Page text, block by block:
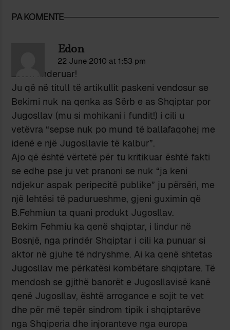
PA KOMENTE
Edon
22 June 2010 at 1:53 pm
Zotëri i nderuar!
Ju që në titull të artikullit paskeni vendosur se
Bekimi nuk na qenka as Sërb e as Shqiptar por
Jugosllav (mu si mohikani i fundit!) i cili u
vetëvra “sepse nuk po mund të ballafaqohej me
idenë e një Jugosllavie të kalbur”.
Ajo që është vërtetë për tu kritikuar është fakti
se edhe pse ju vet pranoni se nuk “ja keni
ndjekur aspak peripecitë publike” ju përsëri, me
një lehtësi të padurueshme, gjeni guximin që
B.Fehmiun ta quani produkt Jugosllav.
Bekim Fehmiu ka qenë shqiptar, i lindur në
Bosnjë, nga prindër Shqiptar i cili ka punuar si
aktor në gjuhe të ndryshme. Ai ka qenë shtetas
Jugosllav me përkatësi kombëtare shqiptare. Të
mendosh se gjithë banorët e Jugosllavisë kanë
qenë Jugosllav, është arrogance e sojit te vet
dhe për më tepër sindrom tipik i shqiptarëve
nga Shqiperia dhe injoranteve nga europa